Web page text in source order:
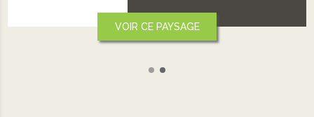
VOIR CE PAYSAGE